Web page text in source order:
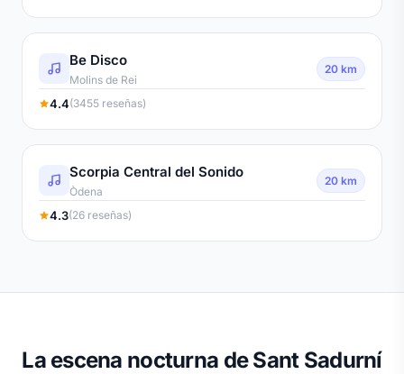
Be Disco
Molins de Rei
20 km
4.4(3455 reseñas)
Scorpia Central del Sonido
Òdena
20 km
4.3(26 reseñas)
La escena nocturna de Sant Sadurní